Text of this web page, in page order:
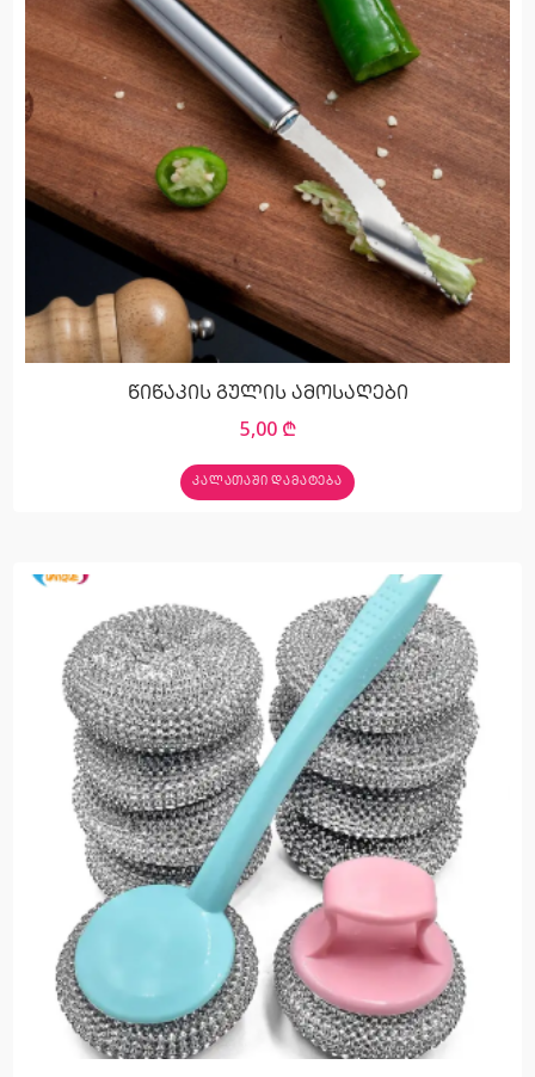
წიწაკის გულის ამოსაღები
5,00 ₾
ᲙᲐᲚᲐᲗᲐᲨᲘ ᲓᲐᲛᲐᲢᲔᲑᲐ